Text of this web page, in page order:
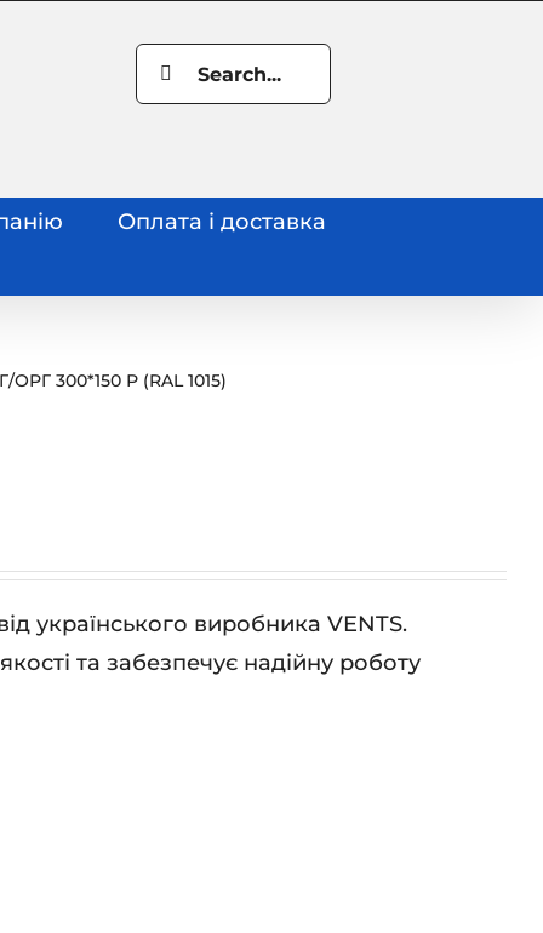
Search
for:
Оплата і доставка
/ОРГ 300*150 Р (RAL 1015)
українського виробника VENTS.
та забезпечує надійну роботу